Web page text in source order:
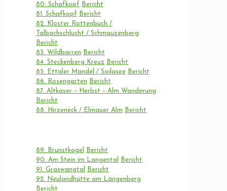
80. Schafkopf
Bericht
81. Schafkopf
Bericht
82. Kloster Rottenbuch /
Talbachschlucht / Schmauzenberg
Bericht
83. Wildbarren
Bericht
84. Steckenberg Kreuz
Bericht
85. Ettaler Mandel / Soilasee Bericht
86. Rosengarten
Bericht
87. Altkaser – Herbst – Alm Wanderung
Bericht
88. Hirzeneck / Elmauer Alm
Bericht
89. Brunstkogel
Bericht
90. Am Stein im Langental
Bericht
91. Graswangtal
Bericht
92. Neulandhütte am Längenberg
Bericht